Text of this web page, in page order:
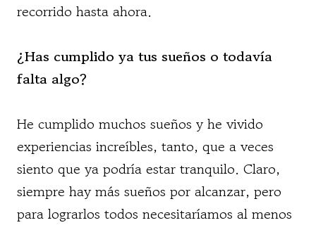
recorrido hasta ahora.
¿Has cumplido ya tus sueños o todavía
falta algo?
He cumplido muchos sueños y he vivido
experiencias increíbles, tanto, que a veces
siento que ya podría estar tranquilo. Claro,
siempre hay más sueños por alcanzar, pero
para lograrlos todos necesitaríamos al menos